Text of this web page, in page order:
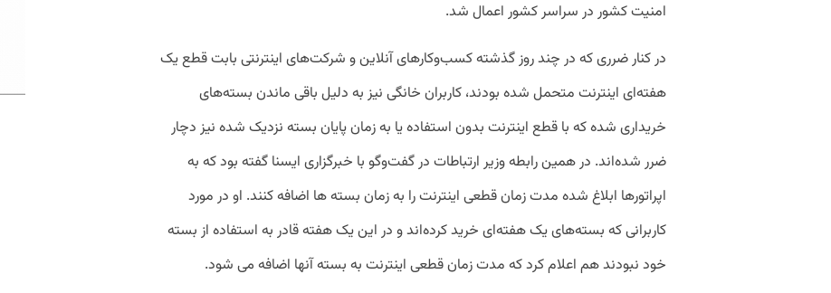
امنیت کشور در سراسر کشور اعمال شد.
در کنار ضرری که در چند روز گذشته کسب‌وکارهای آنلاین و شرکت‌های اینترنتی بابت قطع یک
هفته‌ای اینترنت متحمل شده‌ بودند، کاربران خانگی نیز به دلیل باقی ماندن بسته‌های
خریداری شده که با قطع اینترنت بدون استفاده یا به زمان پایان بسته نزدیک شده نیز دچار
ضرر شده‌اند. در همین رابطه وزیر ارتباطات در گفت‌وگو با خبرگزاری ایسنا گفته بود که به
اپراتورها ابلاغ شده مدت زمان قطعی اینترنت را به زمان بسته ها اضافه کنند. او در مورد
کاربرانی که بسته‌های یک هفته‌ای خرید کرده‌اند و در این یک هفته قادر به استفاده از بسته
خود نبودند هم اعلام کرد که مدت زمان قطعی اینترنت به بسته آنها اضافه می شود.